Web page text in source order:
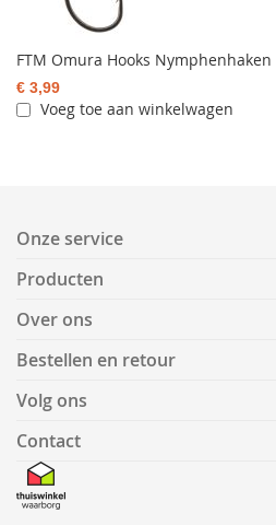
FTM Omura Hooks
€ 3,99
Voeg toe aan winkelwagen
Onze service
Producten
Over ons
Bestellen en retour
Volg ons
Contact